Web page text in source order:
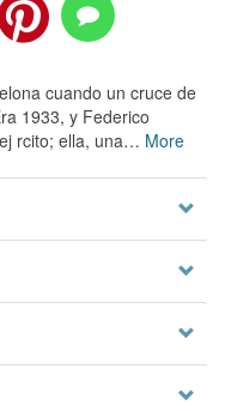
cuando un cruce de
1933, y Federico
rcito; ella, una… More